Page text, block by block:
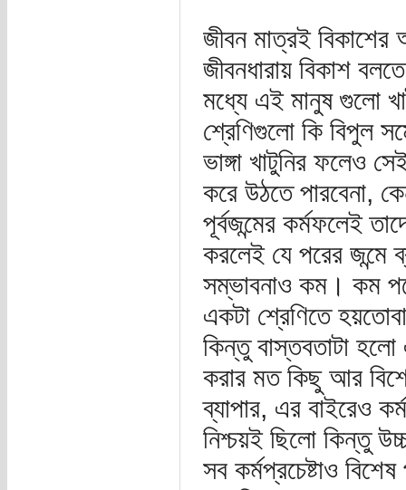
জীবন মাত্রই
জীবনধারায় বিকাশ
মধ্যে এই মানুষ গুলো
শ্রেণিগুলো কি বিপুল
ভাঙ্গা খাটুনির ফলেও
করে উঠতে পারবেনা,
পূর্বজন্মের কর্মফলেই
করলেই যে পরের জন্মে
সম্ভাবনাও কম। কম
একটা শ্রেণিতে
কিন্তু বাস্তবতাটা
করার মত কিছু আর
ব্যাপার, এর বাইরেও
নিশ্চয়ই ছিলো কিন্তু
সব কর্মপ্রচেষ্টাও